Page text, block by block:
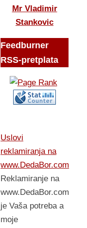
Mr Vladimir
Stankovic
Feedburner
RSS-pretplata
Uslovi
reklamiranja na
www.DedaBor.com
Reklamiranje na
www.DedaBor.com
je Vaša potreba a
moje